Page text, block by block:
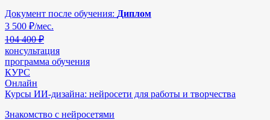
Документ после обучения: Диплом
3 500 ₽/мес.
104 400 ₽
консультация
программа обучения
КУРС
Онлайн
Курсы ИИ-дизайна: нейросети для работы и творчества
Знакомство с нейросетями